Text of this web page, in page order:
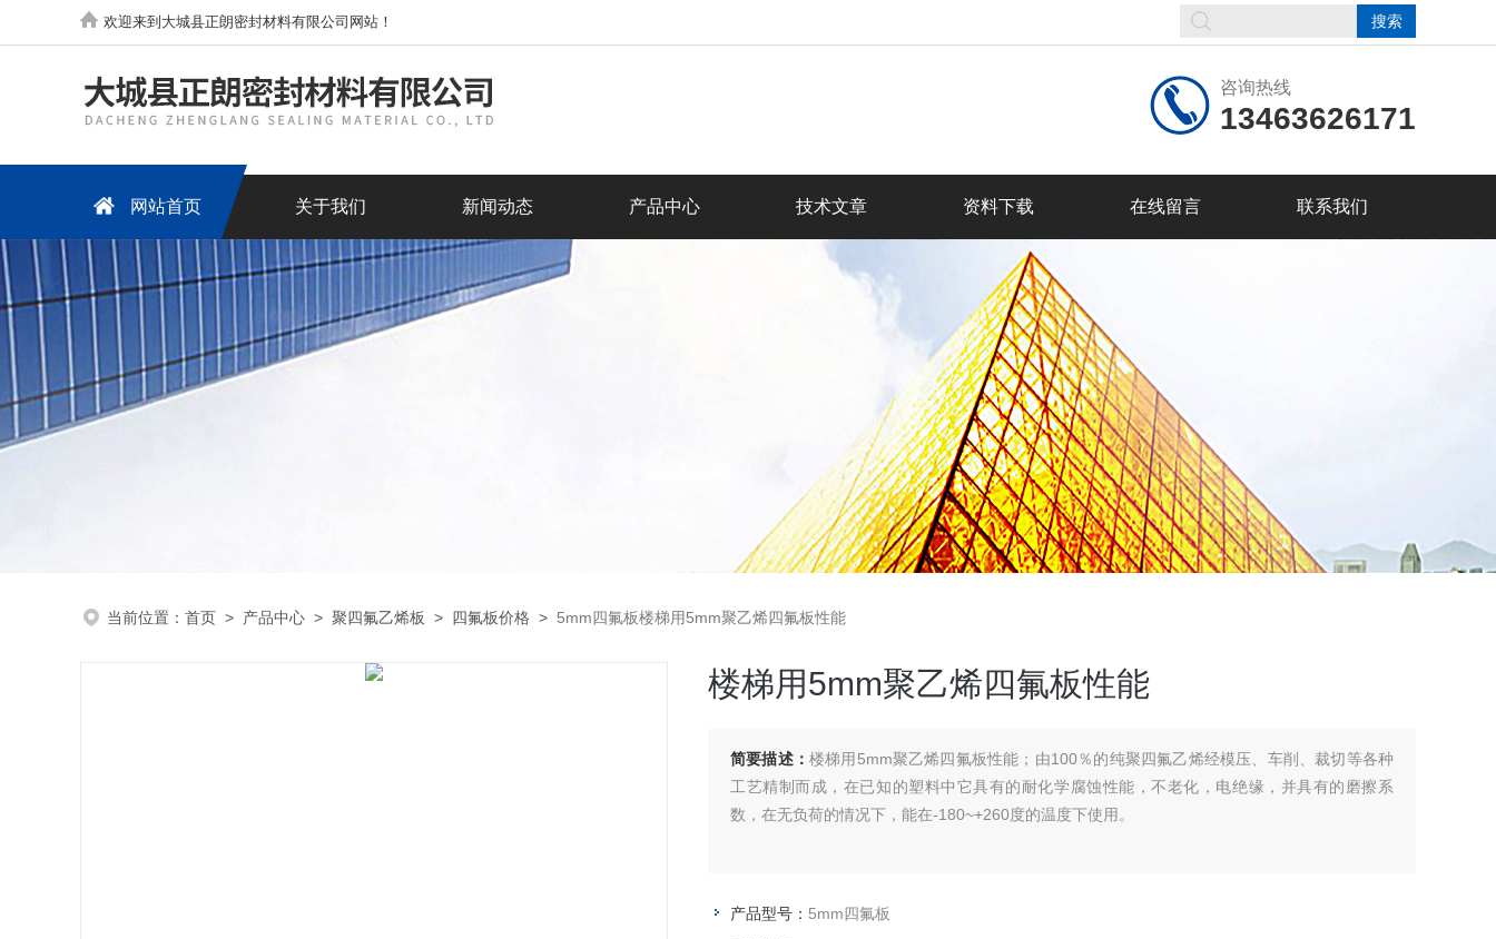
欢迎来到大城县正朗密封材料有限公司网站！
咨询热线
13463626171
网站首页 关于我们 新闻动态 产品中心 技术文章 资料下载 在线留言 联系我们
当前位置： 首页 > 产品中心 > 聚四氟乙烯板 > 四氟板价格 > 5mm四氟板楼梯用5mm聚乙烯四氟板性能
楼梯用5mm聚乙烯四氟板性能
简要描述： 楼梯用5mm聚乙烯四氟板性能；由100％的纯聚四氟乙烯经模压、车削、裁切等各种
工艺精制而成，在已知的塑料中它具有的耐化学腐蚀性能，不老化，电绝缘，并具有的磨擦系
数，在无负荷的情况下，能在-180~+260度的温度下使用。
产品型号： 5mm四氟板